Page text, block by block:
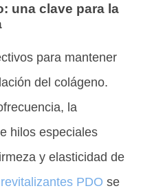
una clave para la
para mantener
del colágeno.
la
hilos especiales
y elasticidad de
PDO se